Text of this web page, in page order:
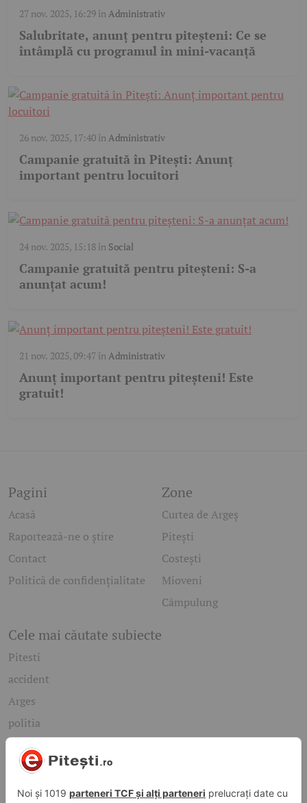
27 nov. 2025, 16:29înAdministrativ
Salubritate, anunț pentru piteșteni: Ce se
întâmplă cu programul în mini-vacanță
26 nov. 2025, 17:40înAdministrativ
Campanie gratuită în Pitești: Anunț
important pentru locuitori
24 nov. 2025, 15:18în Social
Campanie gratuită pentru piteșteni: S-a
anunțat acum!
21 nov. 2025, 09:47înAdministrativ
Anunț important pentru piteșteni! Este
gratuit!
Pagini
Acasă
Raportează-ne o știre
Contact
Politică de confidențialitate
Zone
Curtea de Argeș
Pitești
Costești
Mioveni
Câmpulung
Cele mai căutate subiecte
Pitesti
accident
Arges
politia
mioveni
Caută rapid știrile care te interesează
Găsește cele mai recente știri, evenimente și subiecte de